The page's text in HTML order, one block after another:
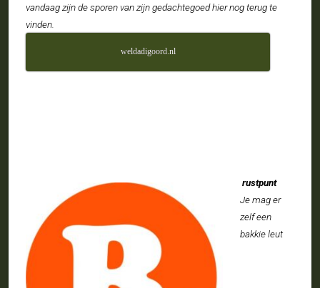
vandaag zijn de sporen van zijn gedachtegoed hier nog terug te
vinden.
weldadigoord.nl
rustpunt
Je mag er
zelf een
bakkie leut